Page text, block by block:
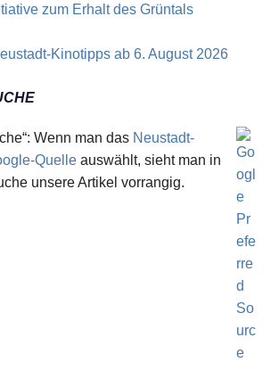
zum Erhalt des Grüntals
Kinotipps ab 6. August 2026
Wenn man das Neustadt-
Quelle auswählt, sieht man in
unsere Artikel vorrangig.